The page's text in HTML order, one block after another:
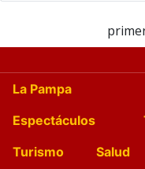
La Pampa
Espectáculos
Turismo
Salud